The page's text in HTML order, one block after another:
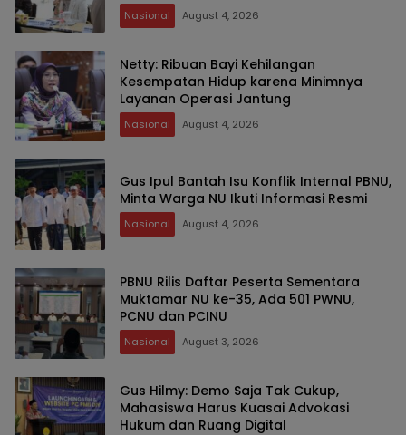
Nasional August 4, 2026
Netty: Ribuan Bayi Kehilangan
Kesempatan Hidup karena Minimnya
Layanan Operasi Jantung
Nasional August 4, 2026
Gus Ipul Bantah Isu Konflik Internal PBNU,
Minta Warga NU Ikuti Informasi Resmi
Nasional August 4, 2026
PBNU Rilis Daftar Peserta Sementara
Muktamar NU ke-35, Ada 501 PWNU,
PCNU dan PCINU
Nasional August 3, 2026
Gus Hilmy: Demo Saja Tak Cukup,
Mahasiswa Harus Kuasai Advokasi
Hukum dan Ruang Digital